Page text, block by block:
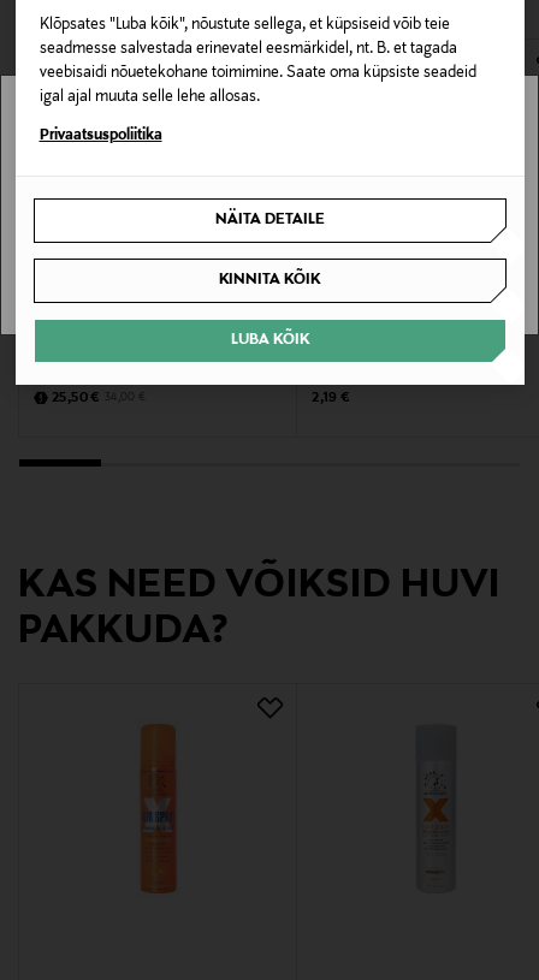
Klõpsates "Luba kõik", nõustute sellega, et küpsiseid võib teie
seadmesse salvestada erinevatel eesmärkidel, nt. B. et tagada
veebisaidi nõuetekohane toimimine. Saate oma küpsiste seadeid
igal ajal muuta selle lehe allosas.
Privaatsuspoliitika
NÄITA DETAILE
KINNITA KÕIK
LUBA KÕIK
Suurus
80 ml
Jonmax Oy
E-POE TAGASTUSED
MYSTOCKMANN EELIS 25%
Discounted Price
25,50 € Original Price
34,00 €
Original Price
2,19 €
KAS NEED VÕIKSID HUVI
PAKKUDA?
Stockmann pole Sinu riigis saadaval.
SAAN ARU